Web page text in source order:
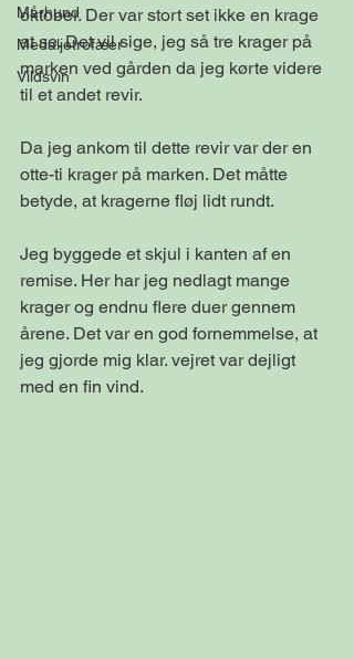
Mårhund
Medaljetrofæer
Vildsvin
oktober. Der var stort set ikke en krage
at se. Det vil sige, jeg så tre krager på
marken ved gården da jeg kørte videre
til et andet revir.
Da jeg ankom til dette revir var der en
otte-ti krager på marken. Det måtte
betyde, at kragerne fløj lidt rundt.
Jeg byggede et skjul i kanten af en
remise. Her har jeg nedlagt mange
krager og endnu flere duer gennem
årene. Det var en god fornemmelse, at
jeg gjorde mig klar. vejret var dejligt
med en fin vind.